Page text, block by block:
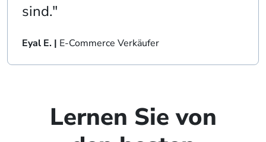
sind."
Eyal E. | E-Commerce Verkäufer
Lernen Sie von